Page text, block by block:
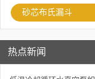
砂芯布氏漏斗
热点新闻